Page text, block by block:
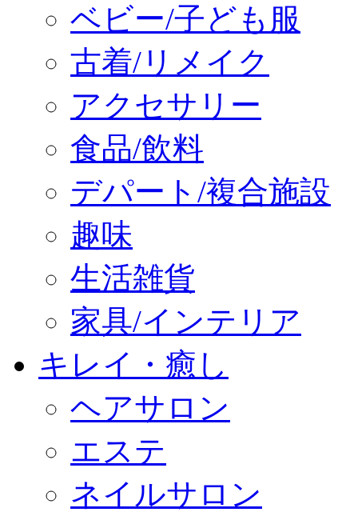
ベビー/子ども服
古着/リメイク
アクセサリー
食品/飲料
デパート/複合施設
趣味
生活雑貨
家具/インテリア
キレイ・癒し
ヘアサロン
エステ
ネイルサロン